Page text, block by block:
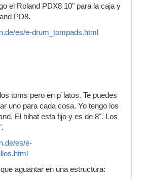
el Roland PDX8 10" para la caja y
PD8.
es/e-drum_tompads.html
toms pero en p`latos. Te puedes
uno para cada cosa. Yo tengo los
El hihat esta fijo y es de 8". Los
es/e-
aguantar en una estructura: